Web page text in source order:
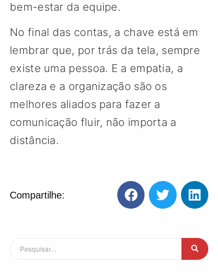
bem-estar da equipe.
No final das contas, a chave está em
lembrar que, por trás da tela, sempre
existe uma pessoa. E a empatia, a
clareza e a organização são os
melhores aliados para fazer a
comunicação fluir, não importa a
distância.
Compartilhe: